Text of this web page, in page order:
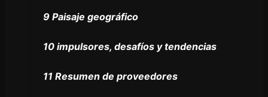
9 Paisaje geográfico
10 impulsores, desafíos y tendencias
11 Resumen de proveedores